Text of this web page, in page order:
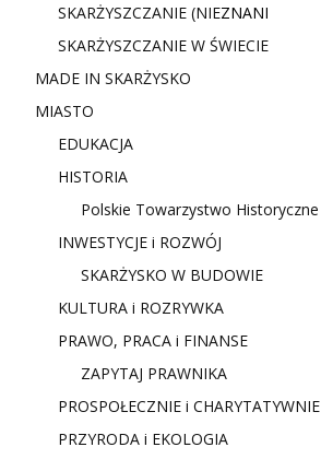
SKARŻYSZCZANIE (NIEZNANI
SKARŻYSZCZANIE W ŚWIECIE
MADE IN SKARŻYSKO
MIASTO
EDUKACJA
HISTORIA
Polskie Towarzystwo Historyczne
INWESTYCJE i ROZWÓJ
SKARŻYSKO W BUDOWIE
KULTURA i ROZRYWKA
PRAWO, PRACA i FINANSE
ZAPYTAJ PRAWNIKA
PROSPOŁECZNIE i CHARYTATYWNIE
PRZYRODA i EKOLOGIA